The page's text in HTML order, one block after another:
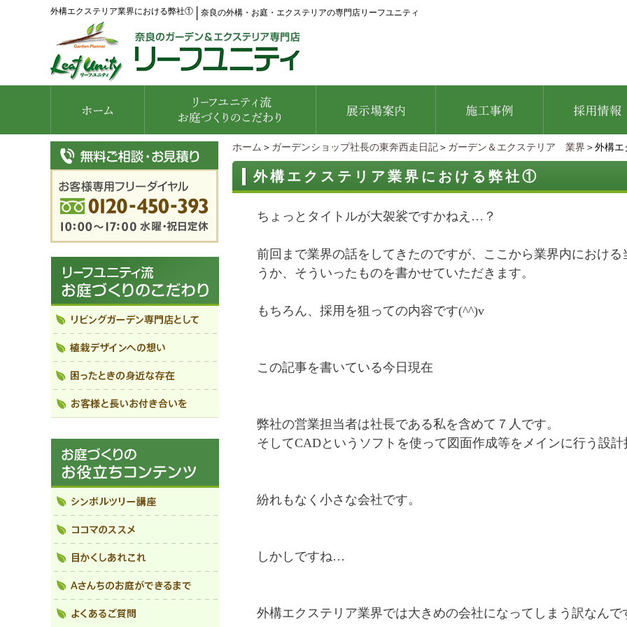
外構エクステリア業界における弊社① 奈良の外構・お庭・エクステリアの専門店リーフユニティ
ホーム ＞ ガーデンショップ社長の東奔西走日記 ＞ ガーデン＆エクステリア 業界 ＞外構
外構エクステリア業界における弊社①
ちょっとタイトルが大袈裟ですかねえ…？
前回まで業界の話をしてきたのですが、ここから業界内におけ
うか、そういったものを書かせていただきます。
もちろん、採用を狙っての内容です(^^)v
この記事を書いている今日現在
弊社の営業担当者は社長である私を含めて７人です。
そしてCADというソフトを使って図面作成等をメインに行う設計
紛れもなく小さな会社です。
しかしですね…
外構エクステリア業界では大きめの会社になってしまう訳なんで